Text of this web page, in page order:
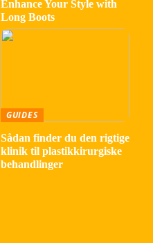
Enhance Your Style with
Long Boots
GUIDES
Sådan finder du den rigtige
klinik til plastikkirurgiske
behandlinger